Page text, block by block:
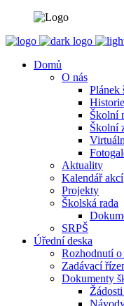
Domů
O nás
Plánek
Školní
Školní
Aktuality
Kalendář akcí
Projekty
Školská rada
SRPŠ
Úřední deska
Rozhodnutí
Zadávací
Dokumenty